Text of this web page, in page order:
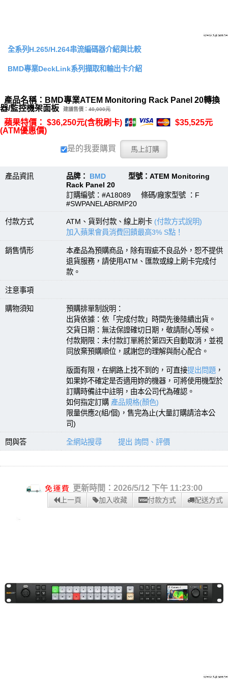
全系列H.265/H.264串流編碼器介紹與比較
BMD專業DeckLink系列擷取和輸出卡介紹
產品名稱：BMD專業ATEM Monitoring Rack Panel 20轉換
器/監控機架面板
建議售價： 40,000元
蘋果特價： $36,250元(含稅刷卡)
$35,525元
(ATM優惠價)
是的我要購買
產品資訊 品牌： BMD 型號：ATEM Monitoring
Rack Panel 20
訂購編號：#A18089 條碼/廠家型號 ：F
#SWPANELABRMP20
付款方式 ATM、貨到付款、線上刷卡 (付款方式說明)
加入蘋果會員消費回饋最高3% S點！
銷售情形
本產品為預購商品，除有瑕疵不良品外，恕不提供
退貨服務，請使用ATM、匯款或線上刷卡完成付
款。
注意事項
購物須知
預購排單制說明：
出貨依據：依「完成付款」時間先後陸續出貨。
交貨日期：無法保證確切日期，敬請耐心等候。
付款期限：未付款訂單將於第四天自動取消，並視
同放棄預購順位，感謝您的理解與耐心配合。
版面有限，在網路上找不到的，可直接提出問題 ，
如果妳不確定是否適用妳的機器，可將使用機型於
訂購時備註中註明，由本公司代為確認。
如何指定訂購 產品規格(顏色)
限量供應2(組/個)，售完為止(大量訂購請洽本公
司)
問與答 全網站搜尋 提出 詢問、評價
更新時間：2026/5/12 下午 11:23:00
上一頁 加入收藏 付款方式 配送方式